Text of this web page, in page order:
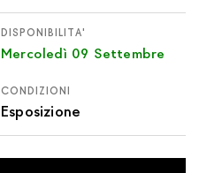
DISPONIBILITA'
Mercoledì 09 Settembre
CONDIZIONI
Esposizione